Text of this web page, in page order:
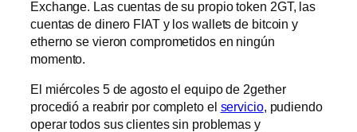
Exchange. Las cuentas de su propio token 2GT, las
cuentas de dinero FIAT y los wallets de bitcoin y
etherno se vieron comprometidos en ningún
momento.
El miércoles 5 de agosto el equipo de 2gether
procedió a reabrir por completo el servicio, pudiendo
operar todos sus clientes sin problemas y